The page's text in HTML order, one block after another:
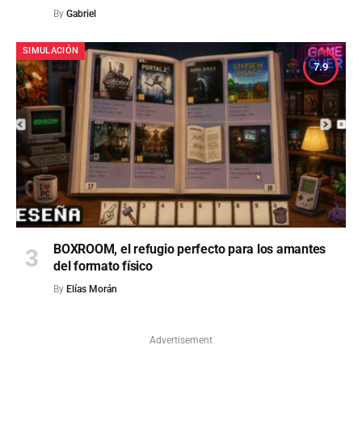
By Gabriel
7.9
SIMULACIÓN
BOXROOM, el refugio perfecto para los amantes
del formato físico
By Elías Morán
Advertisement